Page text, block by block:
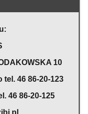
10
46 86-20-123
46 86-20-125